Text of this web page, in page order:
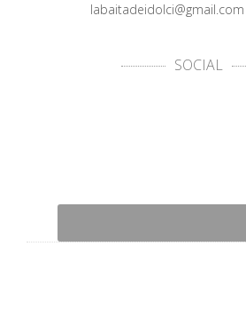
labaitadeidolci@gmail.com
SOCIAL